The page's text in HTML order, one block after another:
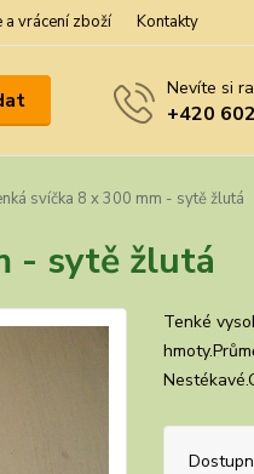
a vrácení zboží Kontakty
Nevíte si
+420
svíčka 8 x 300 mm - sytě žlutá
- sytě žlutá
Tenké